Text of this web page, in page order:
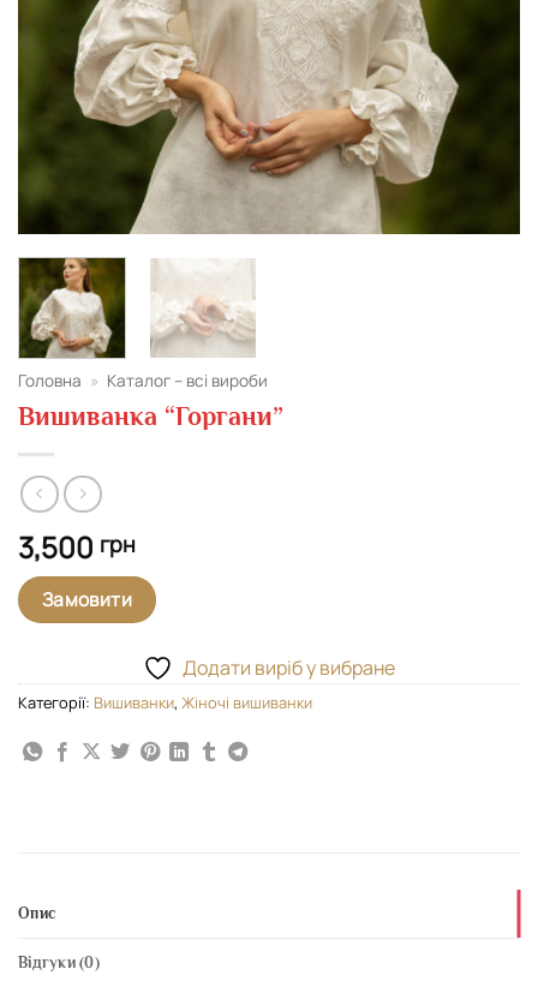
Головна » Каталог – всі вироби
Вишиванка “Горгани”
3,500 грн
Замовити
Додати виріб у вибране
Категорії: Вишиванки, Жіночі вишиванки
Опис
Відгуки (0)